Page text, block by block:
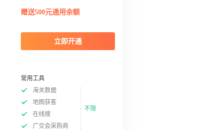
赠送500元通用余额
立即开通
常用工具
海关数据
地图获客
在线搜
广交会采购商
不限